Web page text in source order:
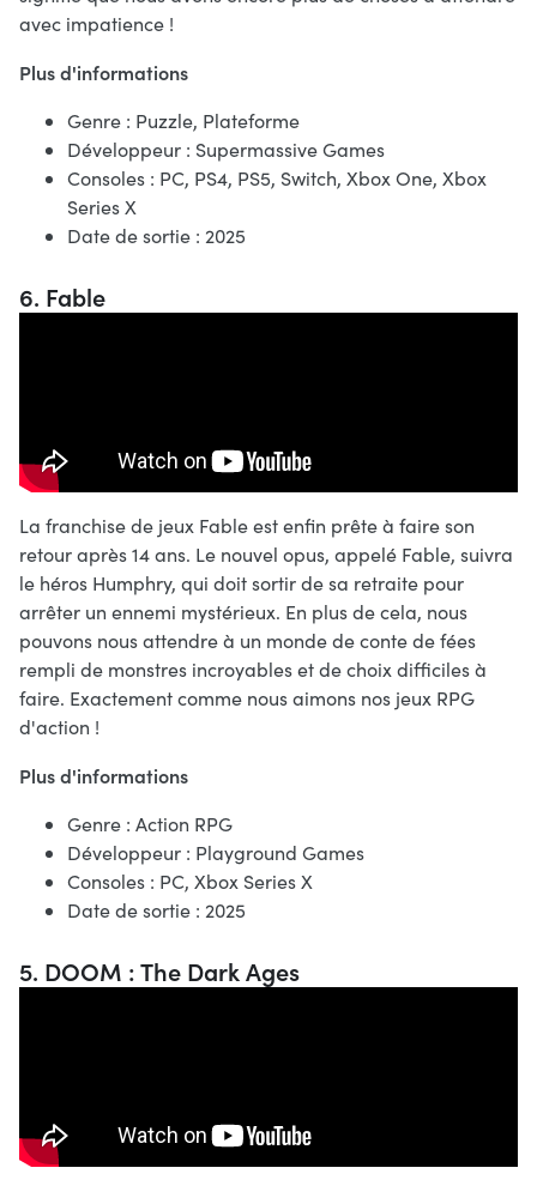
avec impatience !
Plus d'informations
Genre : Puzzle, Plateforme
Développeur : Supermassive Games
Consoles : PC, PS4, PS5, Switch, Xbox One, Xbox
Series X
Date de sortie : 2025
6. Fable
La franchise de jeux Fable est enfin prête à faire son
retour après 14 ans. Le nouvel opus, appelé Fable, suivra
le héros Humphry, qui doit sortir de sa retraite pour
arrêter un ennemi mystérieux. En plus de cela, nous
pouvons nous attendre à un monde de conte de fées
rempli de monstres incroyables et de choix difficiles à
faire. Exactement comme nous aimons nos jeux RPG
d'action !
Plus d'informations
Genre : Action RPG
Développeur : Playground Games
Consoles : PC, Xbox Series X
Date de sortie : 2025
5. DOOM : The Dark Ages